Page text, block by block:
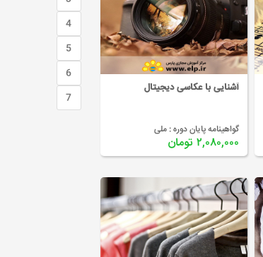
آشنایی با عکاسی دیجیتال
گواهینامه پایان دوره :ملی
۲,۰۸۰,۰۰۰ تومان
4
5
6
7